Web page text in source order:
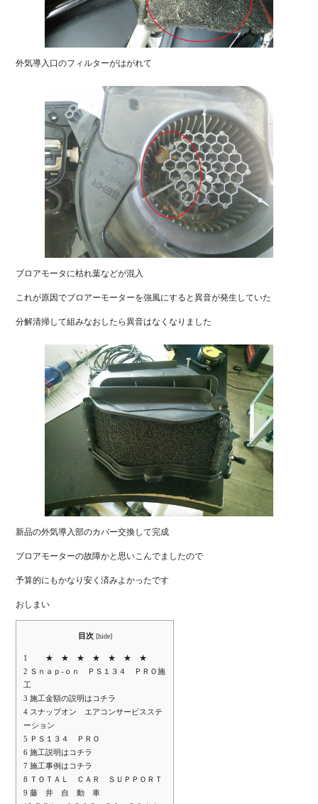
外気導入口のフィルターがはがれて
ブロアモータに枯れ葉などが混入
これが原因でブロアーモーターを強風にすると異音が発生していた
分解清掃して組みなおしたら異音はなくなりました
新品の外気導入部のカバー交換して完成
ブロアモーターの故障かと思いこんでましたので
予算的にもかなり安く済みよかったです
おしまい
目次 [hide]
1
★ ★ ★ ★ ★ ★ ★
2 Ｓｎａｐ-ｏｎ ＰＳ１３４ ＰＲＯ施
工
3 施工金額の説明はコチラ
4 スナップオン エアコンサービスステ
ーション
5 ＰＳ１３４ ＰＲＯ
6 施工説明はコチラ
7 施工事例はコチラ
8 ＴＯＴＡＬ ＣＡＲ ＳＵＰＰＯＲＴ
9 藤 井 自 動 車